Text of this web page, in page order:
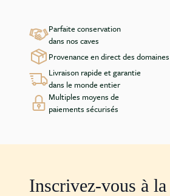
Parfaite conservation
dans nos caves
Provenance en direct des domaines
Livraison rapide et garantie
dans le monde entier
Multiples moyens de
paiements sécurisés
Inscrivez-vous à la